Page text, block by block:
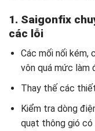
1. Saigonfix
các lỗi
Các mối nối kém,
vôn quá mức làm
Thay thế các
Kiểm tra dòng
quạt thông gió có